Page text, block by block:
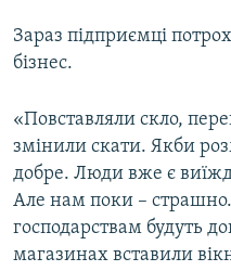
Зараз підприємці
бізнес.
«Повставляли скло,
змінили скати. Якби
добре. Люди вже є
Але нам поки –
господарствам будуть
магазинах вставили